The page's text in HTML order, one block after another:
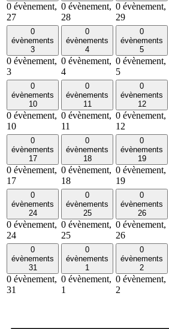
0 évènement,
27
0 évènement,
28
0 évènement,
29
0
évènements
3
0 évènement,
3
0
évènements
4
0 évènement,
4
0
évènements
5
0 évènement,
5
0
évènements
10
0 évènement,
10
0
évènements
11
0 évènement,
11
0
évènements
12
0 évènement,
12
0
évènements
17
0 évènement,
17
0
évènements
18
0 évènement,
18
0
évènements
19
0 évènement,
19
0
évènements
24
0 évènement,
24
0
évènements
25
0 évènement,
25
0
évènements
26
0 évènement,
26
0
évènements
31
0 évènement,
31
0
évènements
1
0 évènement,
1
0
évènements
2
0 évènement,
2